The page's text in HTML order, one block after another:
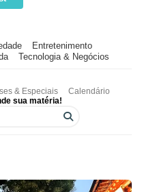
Entretenimento
Tecnologia & Negócios
& Especiais
Calendário
sua matéria!